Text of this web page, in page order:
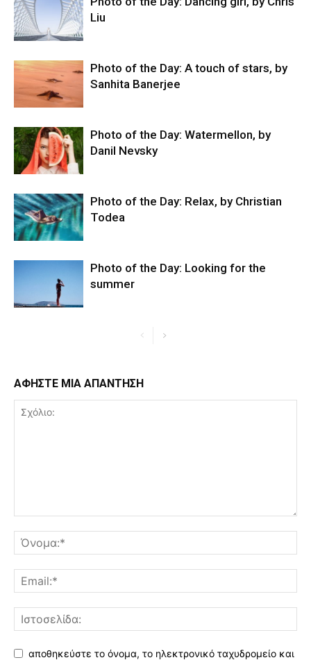
Liu
Photo of the Day: A touch of stars, by
Sanhita Banerjee
Photo of the Day: Watermellon, by
Danil Nevsky
Photo of the Day: Relax, by Christian
Todea
Photo of the Day: Looking for the
summer
ΑΦΗΣΤΕ ΜΙΑ ΑΠΑΝΤΗΣΗ
αποθηκεύστε το όνομα, το ηλεκτρονικό ταχυδρομείο και